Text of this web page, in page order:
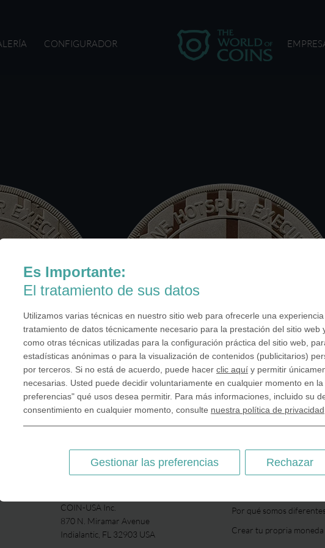
CONFIGURADOR
COIN-USA Inc.
870 N. Miramar Avenue
Indialantic, FL 32903 USA
Por qué somos diferentes
Crear tu propria moneda
Es Importante:
El tratamiento de sus datos
Utilizamos varias técnicas en nuestro sitio web para ofrecerle una
tratamiento de datos técnicamente necesario para la prestación del sitio web
como otras técnicas utilizadas para la configuración práctica del sitio web,
estadísticas anónimas o para la visualización de contenidos (publicitarios)
por terceros. Si no está de acuerdo, puede hacer clic aquí y permitir
necesarias. Usted puede decidir voluntariamente en cualquier momento en
preferencias" qué usos desea permitir. Para más informaciones, incluido su
consentimiento en cualquier momento, consulte nuestra política de privacidad
Rechazar
Gestionar las preferencias